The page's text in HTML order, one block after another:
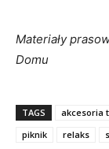
Materiały
Domu
TAGS akcesoria
piknik
relaks